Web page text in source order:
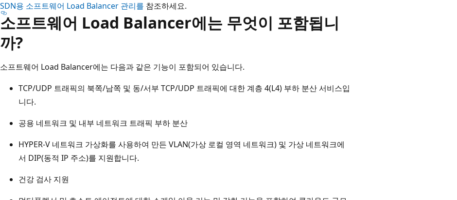
SDN용 소프트웨어 Load Balancer 관리를 참조하세요.
소프트웨어 Load Balancer에는 무엇이 포함됩니
까?
소프트웨어 Load Balancer에는 다음과 같은 기능이 포함되어 있습니다.
TCP/UDP 트래픽의 북쪽/남쪽 및 동/서부 TCP/UDP 트래픽에 대한 계층 4(L4) 부하 분산 서비스입
니다.
공용 네트워크 및 내부 네트워크 트래픽 부하 분산
HYPER-V 네트워크 가상화를 사용하여 만든 VLAN(가상 로컬 영역 네트워크) 및 가상 네트워크에
서 DIP(동적 IP 주소)를 지원합니다.
건강 검사 지원